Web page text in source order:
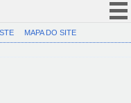
CORONAVÍRUS (COVID-19)
MAPA DO SITE